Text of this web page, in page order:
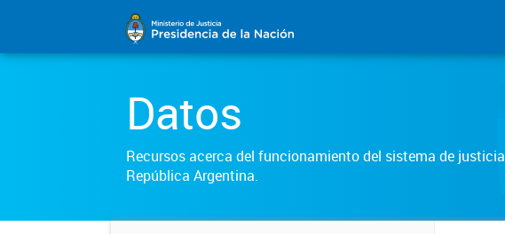
Datos
Recursos acerca del funcionamiento del sistema de
República Argentina.